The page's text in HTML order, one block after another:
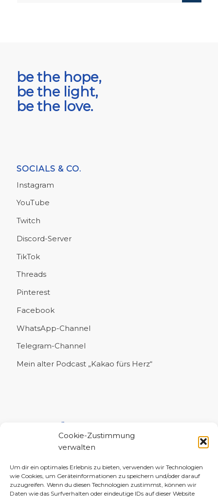
Cookie-Zustimmung
verwalten
Um dir ein optimales Erlebnis zu bieten, verwenden wir Technologien
wie Cookies, um Geräteinformationen zu speichern und/oder darauf
zuzugreifen. Wenn du diesen Technologien zustimmst, können wir
Daten wie das Surfverhalten oder eindeutige IDs auf dieser Website
be the hope,
be the light,
be the love.
SOCIALS & CO.
Instagram
YouTube
Twitch
Discord-Server
TikTok
Threads
Pinterest
Facebook
WhatsApp-Channel
Telegram-Channel
Mein alter Podcast „Kakao fürs Herz“